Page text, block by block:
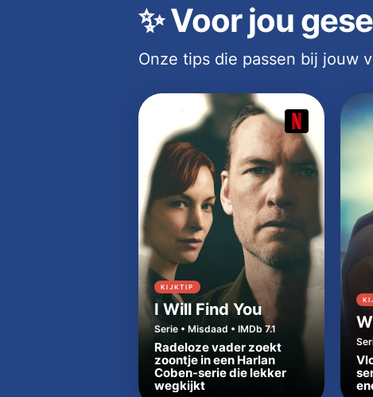
✨Voor jou
Onze tips die passen bij jouw
KIJKTIP
I Will Find You
Serie • Misdaad • IMDb 7.1
Radeloze vader zoekt
zoontje in een Harlan
Coben-serie die lekker
wegkijkt